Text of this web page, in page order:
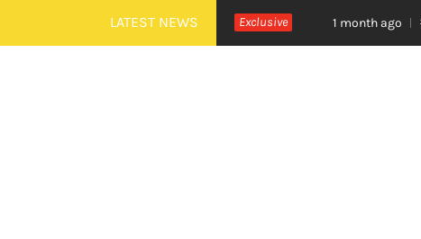
to
LATEST NEWS Exclusive
全新世界巡演大马站官宣！ 1 month ago 摇滚狂欢炸裂吉隆